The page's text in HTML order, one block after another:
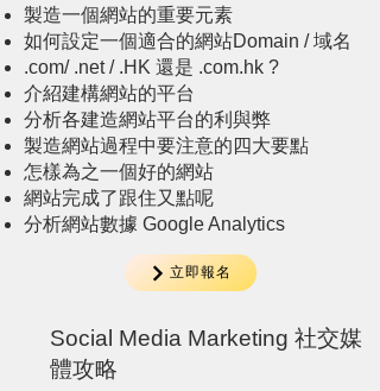
製造一個網站的重要元素
如何設定一個適合的網站Domain / 域名
.com/ .net / .HK 還是 .com.hk ?
介紹建構網站的平台
分析各建造網站平台的利與弊
製造網站過程中要注意的四大要點
怎樣為之一個好的網站
網站完成了跟住又點呢
分析網站數據 Google Analytics
立即報名
Social Media Marketing 社交媒
體攻略